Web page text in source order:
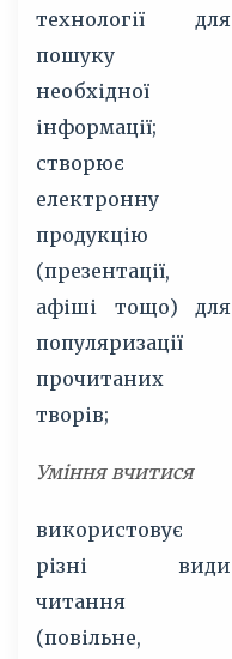
технології для
пошуку
необхідної
інформації;
створює
електронну
продукцію
(презентації,
афіші тощо) для
популяризації
прочитаних
творів;
Уміння вчитися
використовує
різні види
читання
(повільне,